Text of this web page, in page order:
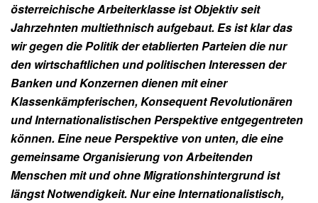
österreichische Arbeiterklasse ist Objektiv seit
Jahrzehnten multiethnisch aufgebaut. Es ist klar das
wir gegen die Politik der etablierten Parteien die nur
den wirtschaftlichen und politischen Interessen der
Banken und Konzernen dienen mit einer
Klassenkämpferischen, Konsequent Revolutionären
und Internationalistischen Perspektive entgegentreten
können. Eine neue Perspektive von unten, die eine
gemeinsame Organisierung von Arbeitenden
Menschen mit und ohne Migrationshintergrund ist
längst Notwendigkeit. Nur eine Internationalistisch,